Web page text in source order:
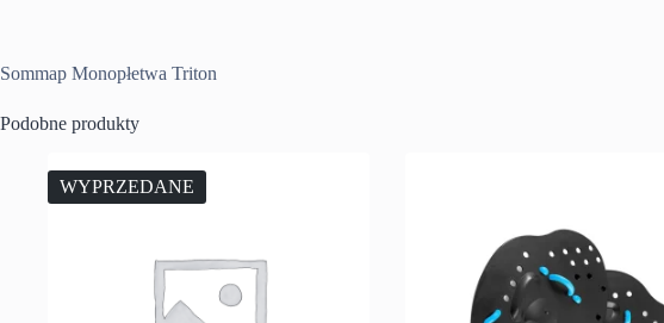
Sommap Monopłetwa Triton
Podobne produkty
WYPRZEDANE